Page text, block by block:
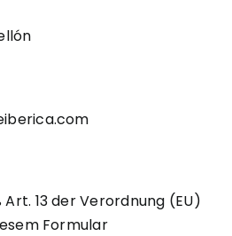
13 der Verordnung (EU)
Formular